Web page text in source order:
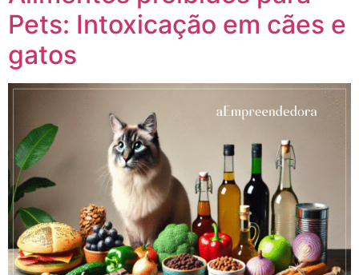
Pets: Intoxicação em cães e
gatos